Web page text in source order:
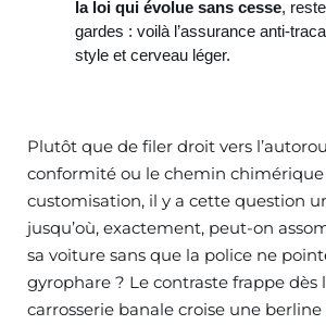
la loi qui évolue sans cesse,
gardes : voilà l’assurance anti-
style et cerveau léger.
Plutôt que de filer droit vers
conformité ou le chemin chimérique
customisation, il y a cette question
jusqu’où, exactement, peut-on
sa voiture sans que la police ne
gyrophare ? Le contraste frappe dès
carrosserie banale croise une